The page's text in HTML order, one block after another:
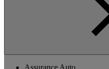
Assurance Auto